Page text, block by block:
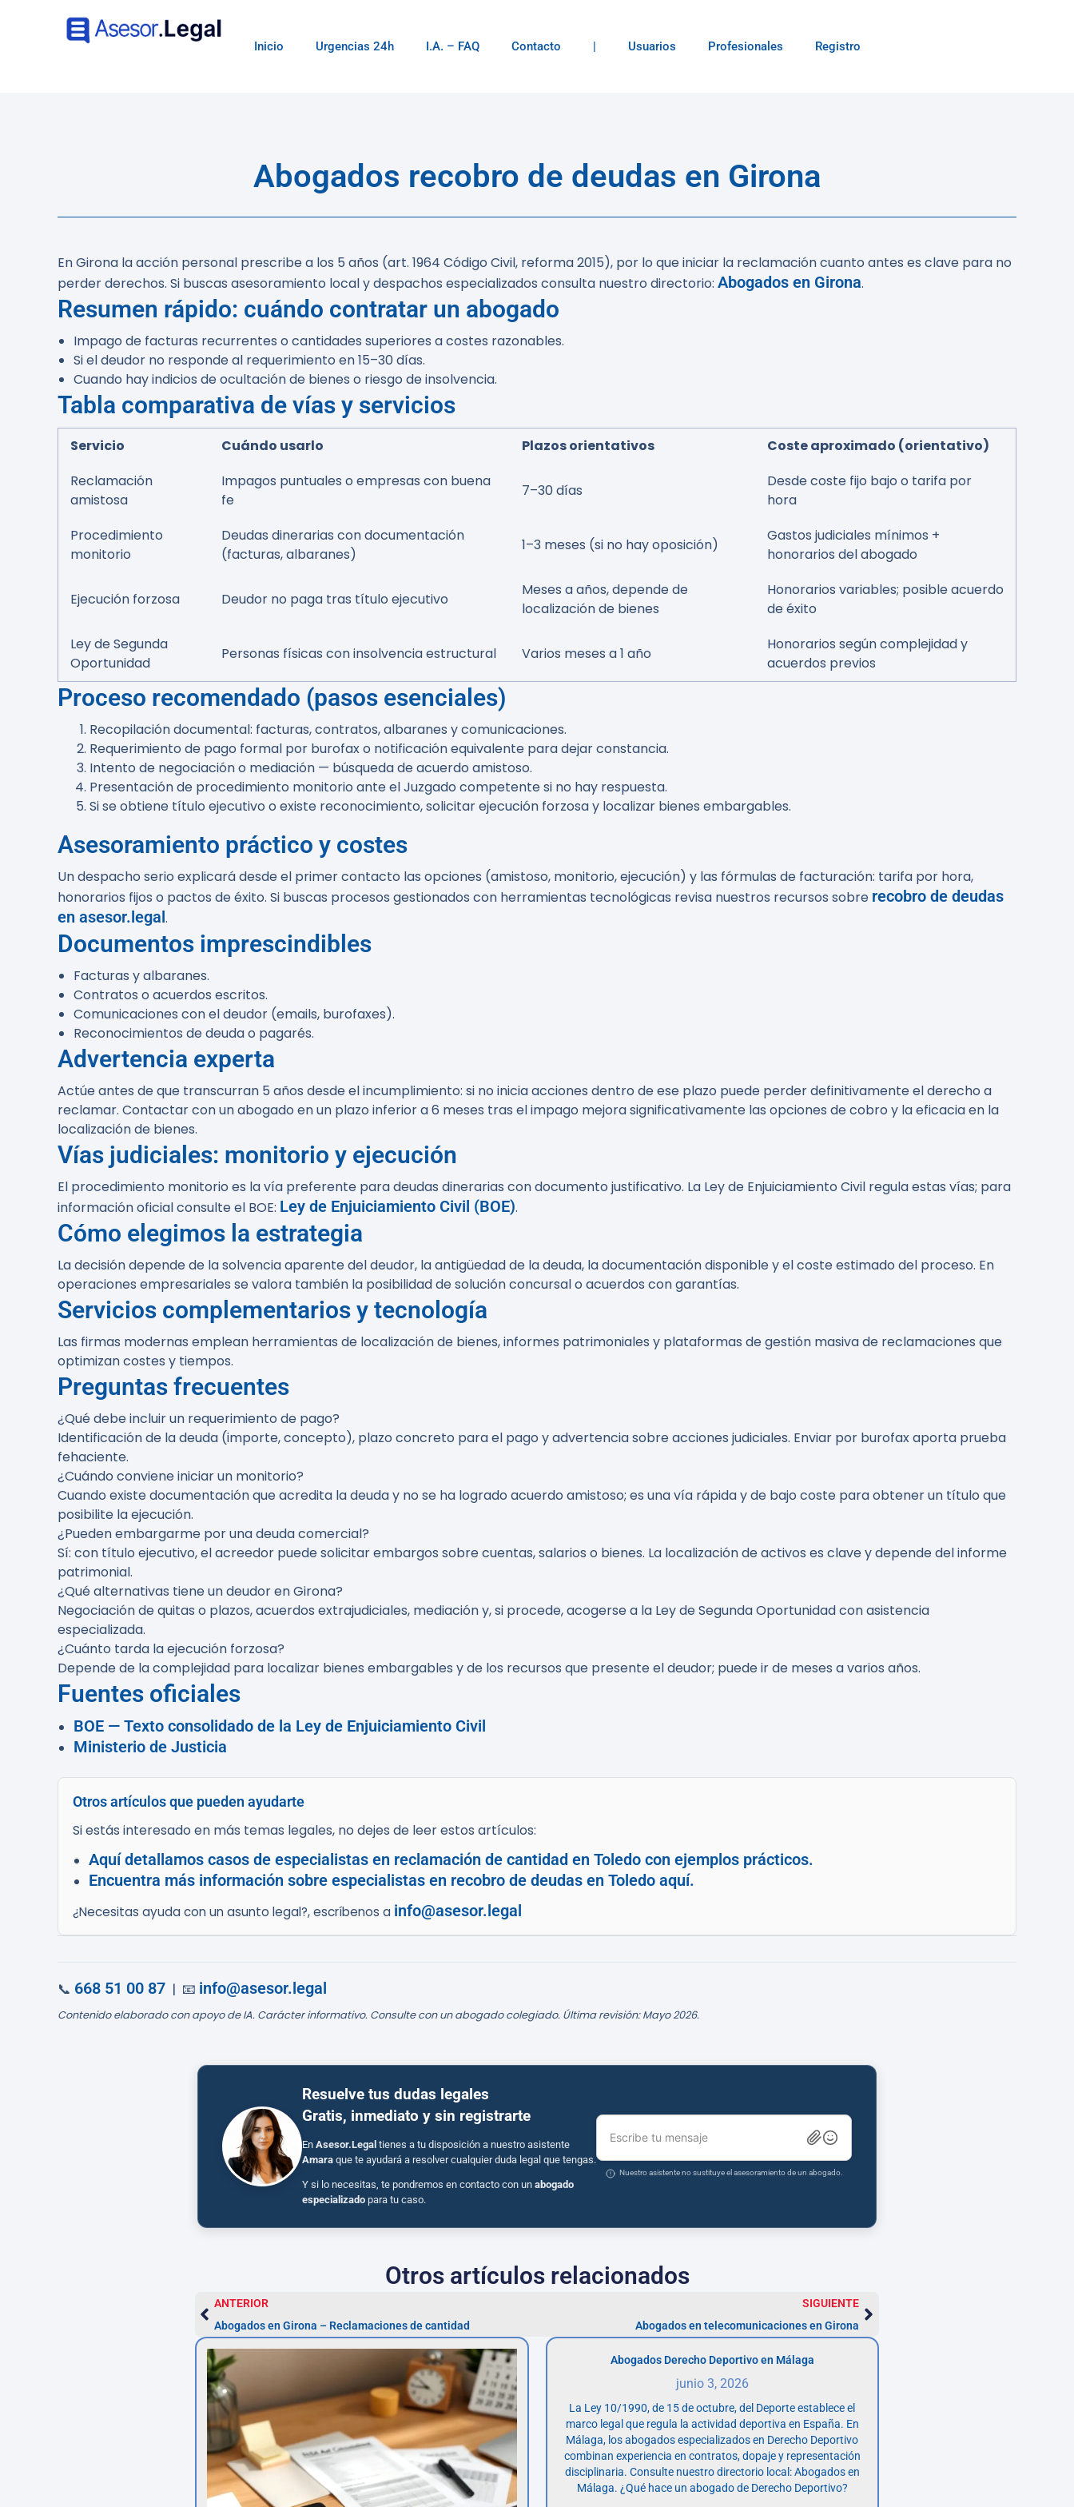
Inicio Urgencias 24h I.A. – FAQ Contacto | Usuarios Profesionales Registro
Abogados recobro de deudas en Girona
En Girona la acción personal prescribe a los 5 años (art. 1964 Código Civil, reforma 2015), por lo que iniciar la reclamación cuanto antes es clave para no
perder derechos. Si buscas asesoramiento local y despachos especializados consulta nuestro directorio: Abogados en Girona.
Resumen rápido: cuándo contratar un abogado
Impago de facturas recurrentes o cantidades superiores a costes razonables.
Si el deudor no responde al requerimiento en 15–30 días.
Cuando hay indicios de ocultación de bienes o riesgo de insolvencia.
Tabla comparativa de vías y servicios
Servicio Cuándo usarlo Plazos orientativos
Coste aproximado (orientativo)
Reclamación
amistosa
Impagos puntuales o empresas con buena
fe
7–30 días
Desde coste fijo bajo o tarifa por
hora
Procedimiento
monitorio
Deudas dinerarias con documentación
(facturas, albaranes)
1–3 meses (si no hay oposición)
Gastos judiciales mínimos +
honorarios del abogado
Ejecución forzosa Deudor no paga tras título ejecutivo
Meses a años, depende de
localización de bienes
Honorarios variables; posible acuerdo
de éxito
Ley de Segunda
Oportunidad
Personas físicas con insolvencia estructural Varios meses a 1 año
Honorarios según complejidad y
acuerdos previos
Proceso recomendado (pasos esenciales)
Recopilación documental: facturas, contratos, albaranes y comunicaciones.
Requerimiento de pago formal por burofax o notificación equivalente para dejar constancia.
Intento de negociación o mediación — búsqueda de acuerdo amistoso.
Presentación de procedimiento monitorio ante el Juzgado competente si no hay respuesta.
Si se obtiene título ejecutivo o existe reconocimiento, solicitar ejecución forzosa y localizar bienes embargables.
Asesoramiento práctico y costes
Un despacho serio explicará desde el primer contacto las opciones (amistoso, monitorio, ejecución) y las fórmulas de facturación: tarifa por hora,
honorarios fijos o pactos de éxito. Si buscas procesos gestionados con herramientas tecnológicas revisa nuestros recursos sobre recobro de deudas
en asesor.legal.
Documentos imprescindibles
Facturas y albaranes.
Contratos o acuerdos escritos.
Comunicaciones con el deudor (emails, burofaxes).
Reconocimientos de deuda o pagarés.
Advertencia experta
Actúe antes de que transcurran 5 años desde el incumplimiento: si no inicia acciones dentro de ese plazo puede perder definitivamente el derecho a
reclamar. Contactar con un abogado en un plazo inferior a 6 meses tras el impago mejora significativamente las opciones de cobro y la eficacia en la
localización de bienes.
Vías judiciales: monitorio y ejecución
El procedimiento monitorio es la vía preferente para deudas dinerarias con documento justificativo. La Ley de Enjuiciamiento Civil regula estas vías; para
información oficial consulte el BOE: Ley de Enjuiciamiento Civil (BOE).
Cómo elegimos la estrategia
La decisión depende de la solvencia aparente del deudor, la antigüedad de la deuda, la documentación disponible y el coste estimado del proceso. En
operaciones empresariales se valora también la posibilidad de solución concursal o acuerdos con garantías.
Servicios complementarios y tecnología
Las firmas modernas emplean herramientas de localización de bienes, informes patrimoniales y plataformas de gestión masiva de reclamaciones que
optimizan costes y tiempos.
Preguntas frecuentes
¿Qué debe incluir un requerimiento de pago?
Identificación de la deuda (importe, concepto), plazo concreto para el pago y advertencia sobre acciones judiciales. Enviar por burofax aporta prueba
fehaciente.
¿Cuándo conviene iniciar un monitorio?
Cuando existe documentación que acredita la deuda y no se ha logrado acuerdo amistoso; es una vía rápida y de bajo coste para obtener un título que
posibilite la ejecución.
¿Pueden embargarme por una deuda comercial?
Sí: con título ejecutivo, el acreedor puede solicitar embargos sobre cuentas, salarios o bienes. La localización de activos es clave y depende del informe
patrimonial.
¿Qué alternativas tiene un deudor en Girona?
Negociación de quitas o plazos, acuerdos extrajudiciales, mediación y, si procede, acogerse a la Ley de Segunda Oportunidad con asistencia
especializada.
¿Cuánto tarda la ejecución forzosa?
Depende de la complejidad para localizar bienes embargables y de los recursos que presente el deudor; puede ir de meses a varios años.
Fuentes oficiales
BOE — Texto consolidado de la Ley de Enjuiciamiento Civil
Ministerio de Justicia
Otros artículos que pueden ayudarte
Si estás interesado en más temas legales, no dejes de leer estos artículos:
Aquí detallamos casos de especialistas en reclamación de cantidad en Toledo con ejemplos prácticos.
Encuentra más información sobre especialistas en recobro de deudas en Toledo aquí.
¿Necesitas ayuda con un asunto legal?, escríbenos a info@asesor.legal
📞 668 51 00 87 | 📧 info@asesor.legal
Contenido elaborado con apoyo de IA. Carácter informativo. Consulte con un abogado colegiado. Última revisión: Mayo 2026.
Resuelve tus dudas legales
Gratis, inmediato y sin registrarte
En Asesor.Legal tienes a tu disposición a nuestro asistente
Amara que te ayudará a resolver cualquier duda legal que tengas.
Y si lo necesitas, te pondremos en contacto con un abogado
especializado para tu caso.
Escribe tu mensaje
Nuestro asistente no sustituye el asesoramiento de un abogado.
Otros artículos relacionados
ANTERIOR
Abogados en Girona – Reclamaciones de cantidad
SIGUIENTE
Abogados en telecomunicaciones en Girona
Abogados Derecho Deportivo en Málaga
junio 3, 2026
La Ley 10/1990, de 15 de octubre, del Deporte establece el
marco legal que regula la actividad deportiva en España. En
Málaga, los abogados especializados en Derecho Deportivo
combinan experiencia en contratos, dopaje y representación
disciplinaria. Consulte nuestro directorio local: Abogados en
Málaga. ¿Qué hace un abogado de Derecho Deportivo?